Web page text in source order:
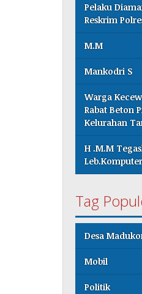
Pelaku
Reskrim
M.M
Mankodri S
Warga
Rabat Beton
Kelurahan
H .M.M
Tag
Desa
Mobil
Politik